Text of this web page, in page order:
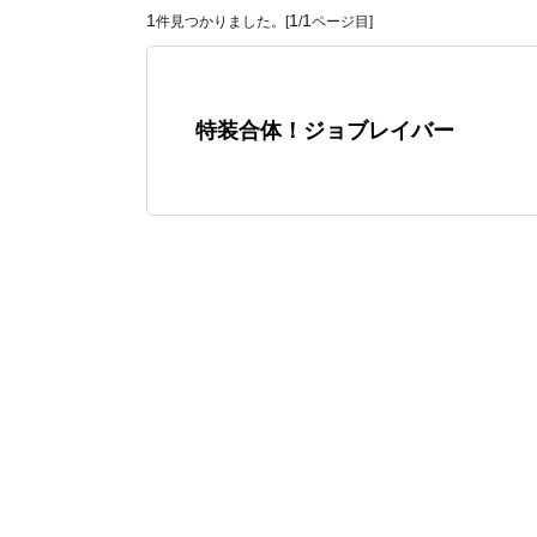
1 件見つかりました。[1 /1 ページ目]
特装合体！ジョブレイバー